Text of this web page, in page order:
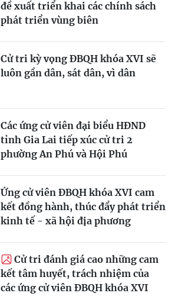
đề xuất triển khai các chính sách
phát triển vùng biên
Cử tri kỳ vọng ĐBQH khóa XVI sẽ
luôn gần dân, sát dân, vì dân
Các ứng cử viên đại biểu HĐND
tỉnh Gia Lai tiếp xúc cử tri 2
phường An Phú và Hội Phú
Ứng cử viên ĐBQH khóa XVI cam
kết đồng hành, thúc đẩy phát triển
kinh tế - xã hội địa phương
Cử tri đánh giá cao những cam
kết tâm huyết, trách nhiệm của
các ứng cử viên ĐBQH khóa XVI